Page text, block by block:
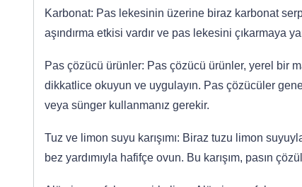
Karbonat: Pas lekesinin üzerine biraz karbonat
aşındırma etkisi vardır ve pas lekesini çıkarmaya
Pas çözücü ürünler: Pas çözücü ürünler, yerel bir
dikkatlice okuyun ve uygulayın. Pas çözücüler
veya sünger kullanmanız gerekir.
Tuz ve limon suyu karışımı: Biraz tuzu limon
bez yardımıyla hafifçe ovun. Bu karışım, pasın